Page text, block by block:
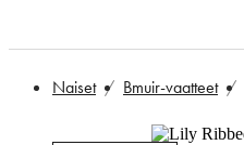
Naiset Bmuir-vaatteet